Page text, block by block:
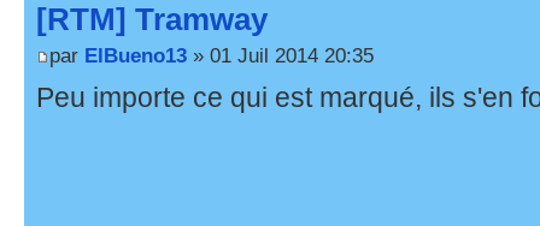
[RTM] Tramway
par ElBueno13 » 01 Juil 2014 20:35
Peu importe ce qui est marqué, ils s'en